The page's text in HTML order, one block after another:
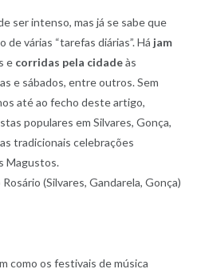
ser intenso, mas já se sabe que
de várias “tarefas diárias”. Há jam
e corridas pela cidadeàs
e sábados, entre outros. Sem
até ao fecho deste artigo,
populares em Silvares, Gonça,
tradicionais celebrações
Magustos.
(Silvares, Gandarela, Gonça)
como os festivais de música